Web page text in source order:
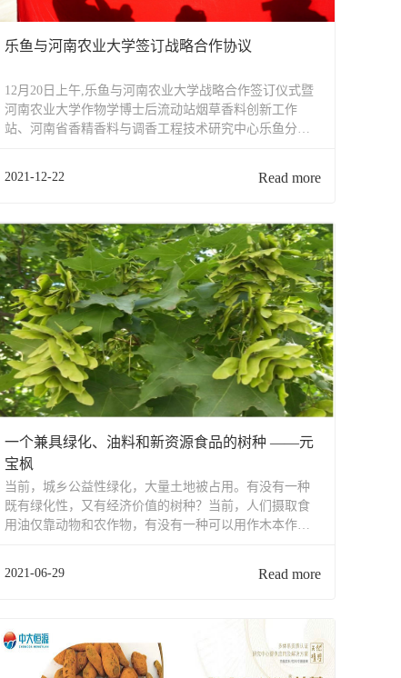
乐鱼与河南农业大学签订战略合作协议
12月20日上午,乐鱼与河南农业大学战略合作签订仪式暨
河南农业大学作物学博士后流动站烟草香料创新工作
站、河南省香精香料与调香工程技术研究中心乐鱼分中
阶段。根据协议，双方将围绕科研、生产实践和人才培...
2021-12-22 Read more
一个兼具绿化、油料和新资源食品的树种 ——元
宝枫
当前，城乡公益性绿化，大量土地被占用。有没有一种
既有绿化性，又有经济价值的树种？当前，人们摄取食
用油仅靠动物和农作物，有没有一种可以用作木本作物
枫。元宝枫是绿化优良树种元宝枫，落叶乔木，高8-
2021-06-29 Read more